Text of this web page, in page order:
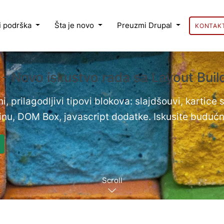
podrška Šta je novo Preuzmi Drupal
iskustvo rada sa Layout
prilagodljivi tipovi blokova: slajdšouvi, kartice
DOM Box, javascript dodatke. Iskusite
Scroll